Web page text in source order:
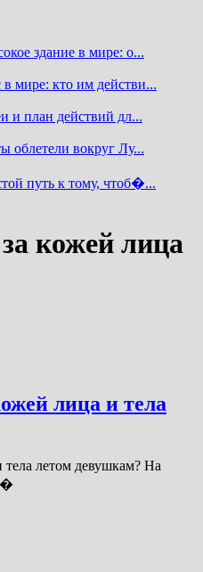
здание в мире: о...
мире: кто им действи...
и план действий дл...
облетели вокруг Лу...
путь к тому, чтоб�...
кожей лица
лица и тела
летом девушкам? На
�